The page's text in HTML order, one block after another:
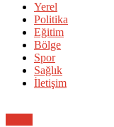
Yerel
Politika
Eğitim
Bölge
Spor
Sağlık
İletişim